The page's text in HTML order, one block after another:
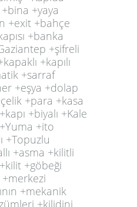
+bina +yaya
+exit +bahçe
+banka
+şifreli
+kapılı
+sarraf
+eşya +dolap
+para +kasa
+biyalı +Kale
+ito
+Topuzlu
+asma +kilitli
+göbeği
+mekanik
+kilidini